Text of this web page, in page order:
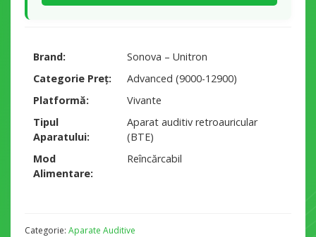
Brand
Sonova – Unitron
Categorie Preț
Advanced (9000-12900)
Platformă
Vivante
Tipul
Aparatului
Aparat auditiv retroauricular
(BTE)
Mod
Alimentare
Reîncărcabil
Categorie: Aparate Auditive